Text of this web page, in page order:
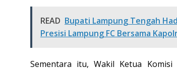
READ Bupati Lampung Tengah
Presisi Lampung FC Bersama
Sementara itu, Wakil Ketua